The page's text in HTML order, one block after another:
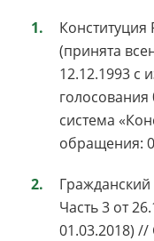
(принята
12.12.1993 с
система
обращения:
Часть 3 от
01.03.2018)